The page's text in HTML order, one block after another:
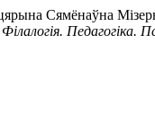
и Кацярына
Педагогіка.